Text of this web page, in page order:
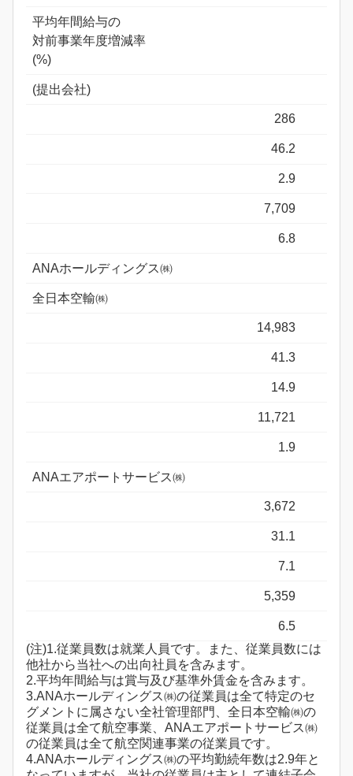
平均年間給与の
対前事業年度増減率
(%)
(提出会社)
286
46.2
2.9
7,709
6.8
ANAホールディングス㈱
全日本空輸㈱
14,983
41.3
14.9
11,721
1.9
ANAエアポートサービス㈱
3,672
31.1
7.1
5,359
6.5
(注)1.従業員数は就業人員です。また、従業員数には
他社から当社への出向社員を含みます。
2.平均年間給与は賞与及び基準外賃金を含みます。
3.ANAホールディングス㈱の従業員は全て特定のセ
グメントに属さない全社管理部門、全日本空輸㈱の
従業員は全て航空事業、ANAエアポートサービス㈱
の従業員は全て航空関連事業の従業員です。
4.ANAホールディングス㈱の平均勤続年数は2.9年と